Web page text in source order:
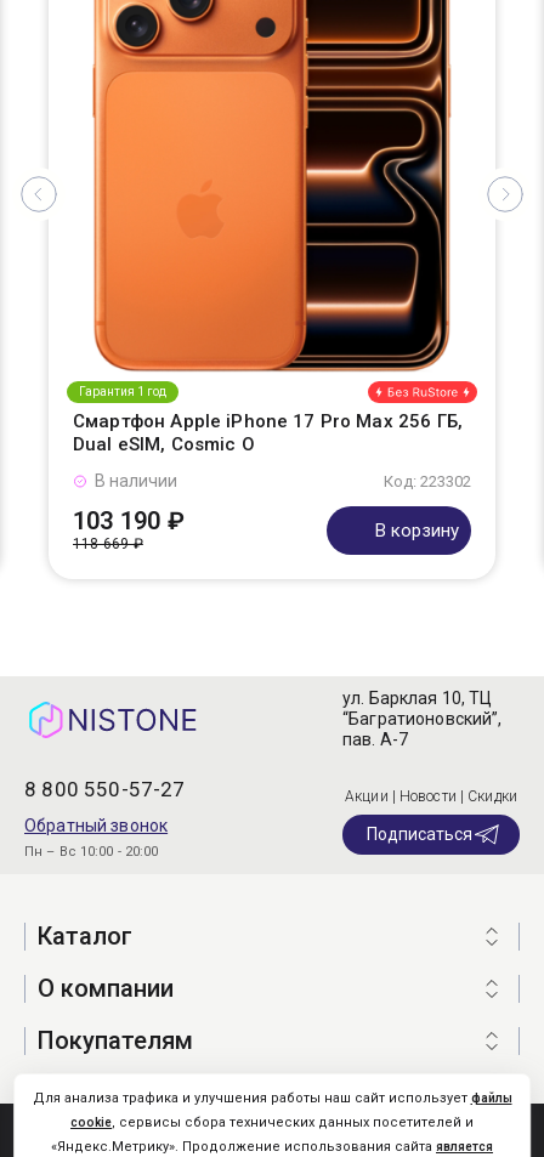
Гарантия 1 год
Смартфон Apple iPhone 17 Pro Max 256 ГБ,
Dual eSIM, Cosmic O
Код: 223302
В наличии
103 190 ₽
118 669 ₽
В корзину
8 800 550-57-27
Обратный звонок
Пн – Вс 10:00 - 20:00
ул. Барклая 10, ТЦ
“Багратионовский”,
пав. А-7
Акции | Новости | Скидки
Подписаться
Каталог
О компании
Покупателям
Nistone.Ru © 2026
Для анализа трафика и улучшения работы наш сайт использует файлы
cookie, сервисы сбора технических данных посетителей и
«Яндекс.Метрику». Продолжение использования сайта является